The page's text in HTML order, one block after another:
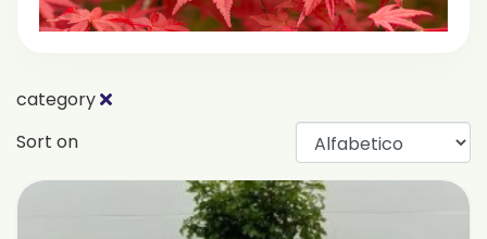
category
Sort on